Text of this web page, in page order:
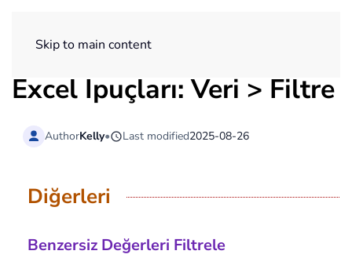
Skip to main content
Excel İpuçları: Veri > Filtre
AuthorKelly• Last modified2025-08-26
Diğerleri
Benzersiz Değerleri Filtrele